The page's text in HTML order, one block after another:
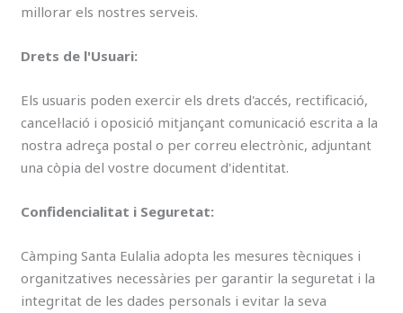
millorar els nostres serveis.
Drets de l'Usuari:
Els usuaris poden exercir els drets d'accés, rectificació,
cancel·lació i oposició mitjançant comunicació escrita a la
nostra adreça postal o per correu electrònic, adjuntant
una còpia del vostre document d'identitat.
Confidencialitat i Seguretat:
Càmping Santa Eulalia adopta les mesures tècniques i
organitzatives necessàries per garantir la seguretat i la
integritat de les dades personals i evitar la seva